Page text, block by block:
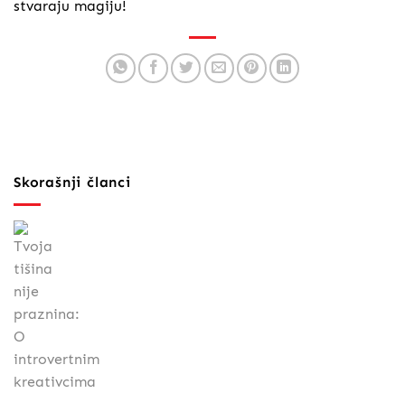
stvaraju magiju!
Skorašnji članci